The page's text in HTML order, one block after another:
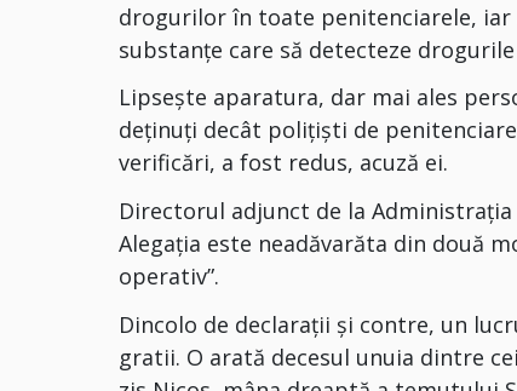
drogurilor în toate penitenciarele, iar
substanțe care să detecteze
Lipseşte aparatura, dar mai ales
deţinuţi decât poliţişti de
verificări, a fost redus, acuză ei.
Directorul adjunct de la
Alegaţia este neadăvarăta din două
operativ”.
Dincolo de declaraţii şi contre, un
gratii. O arată decesul unuia dintre